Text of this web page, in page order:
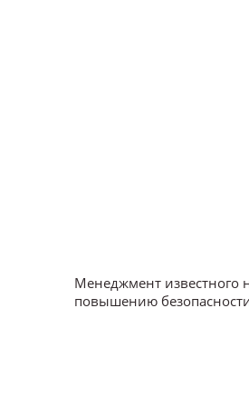
Менеджмент известного
повышению безопасности